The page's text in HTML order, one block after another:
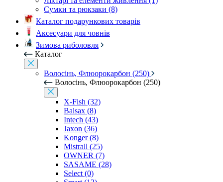
Сумки та рюкзаки (8)
Каталог подарункових товарів
Аксесуари для човнів
Зимова риболовля
Каталог
Волосінь, Флюорокарбон (250)
Волосінь, Флюорокарбон (250)
X-Fish (32)
Balsax (8)
Intech (43)
Jaxon (36)
Konger (8)
Mistrall (25)
OWNER (7)
SASAME (28)
Select (0)